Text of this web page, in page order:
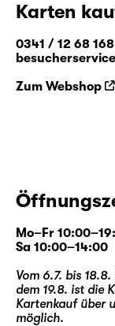
Karten
0341 / 12 68 168
Zum Webshop
Mo–Fr
Sa 10:00–14:00
Vom 6.7. bis
dem 19.8. ist die
Kartenkauf über
möglich.